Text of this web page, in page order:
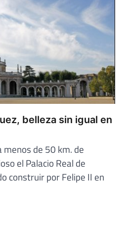
belleza sin igual en
menos de 50 km. de
el Palacio Real de
construir por Felipe II en